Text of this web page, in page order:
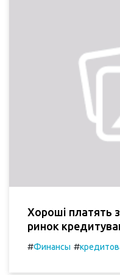
Хороші платять
ринок
#Финансы #